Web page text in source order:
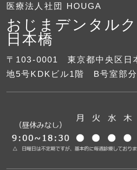
医療法人社団 HOUGA
おじまデンタル
日本橋
〒103-0001 東京都中央区日
地5号KDKビル1階 B号室部分